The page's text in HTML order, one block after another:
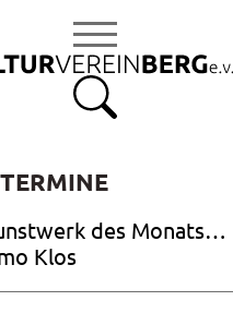
des Monats
2026
Klos